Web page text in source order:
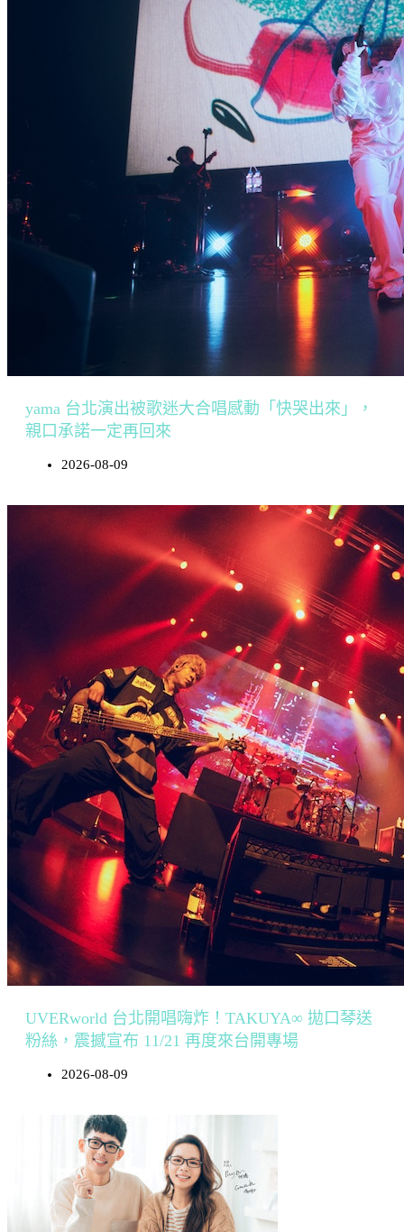
yama 台北演出被歌迷大合唱感動「快哭出來」，
親口承諾一定再回來
2026-08-09
UVERworld 台北開唱嗨炸！TAKUYA∞ 拋口琴送
粉絲，震撼宣布 11/21 再度來台開專場
2026-08-09